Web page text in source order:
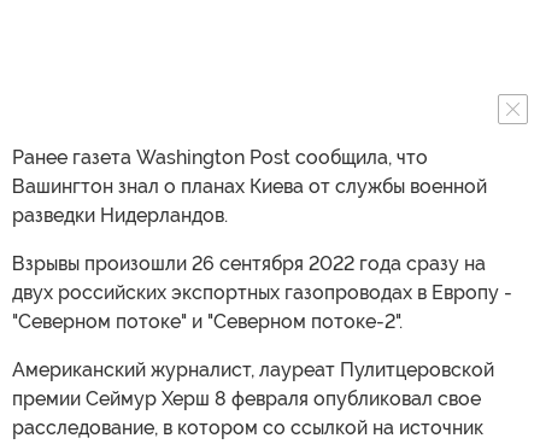
Ранее газета Washington Post сообщила, что
Вашингтон знал о планах Киева от службы военной
разведки Нидерландов.
Взрывы произошли 26 сентября 2022 года сразу на
двух российских экспортных газопроводах в Европу -
"Северном потоке" и "Северном потоке-2".
Американский журналист, лауреат Пулитцеровской
премии Сеймур Херш 8 февраля опубликовал свое
расследование, в котором со ссылкой на источник